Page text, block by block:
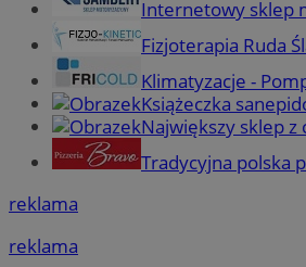
Internetowy sklep
Fizjoterapia Ruda
Klimatyzacje -
Książeczka
Największy sklep z
Tradycyjna polska
reklama
reklama